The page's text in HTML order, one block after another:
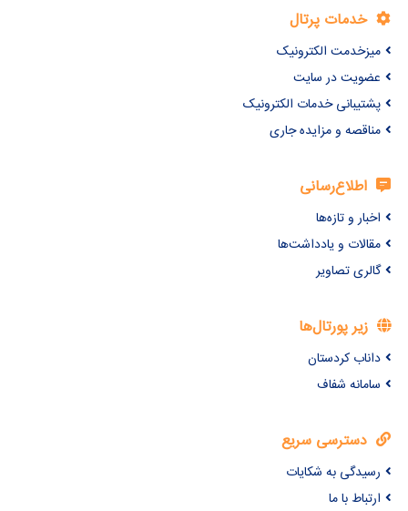
خدمات پرتال
میزخدمت الکترونیک
عضویت در سایت
پشتیبانی خدمات الکترونیک
مناقصه و مزایده جاری
اطلاع‌رسانی
اخبار و تازه‌ها
مقالات و یادداشت‌ها
گالری تصاویر
زیر پورتال‌ها
داناب کردستان
سامانه شفاف
دسترسی سریع
رسیدگی به شکایات
ارتباط با ما